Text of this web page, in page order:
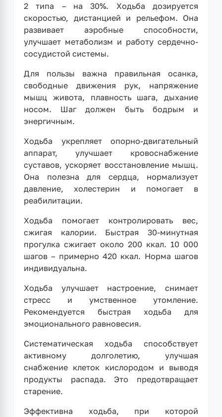
2 типа – на 30%. Ходьба дозируется
скоростью, дистанцией и рельефом. Она
развивает аэробные способности,
улучшает метаболизм и работу сердечно-
сосудистой системы.
Для пользы важна правильная осанка,
свободные движения рук, напряжение
мышц живота, плавность шага, дыхание
носом. Шаг должен быть бодрым и
энергичным.
Ходьба укрепляет опорно-двигательный
аппарат, улучшает кровоснабжение
суставов, ускоряет восстановление мышц.
Она полезна для сердца, нормализует
давление, холестерин и помогает в
реабилитации.
Ходьба помогает контролировать вес,
сжигая калории. Быстрая 30-минутная
прогулка сжигает около 200 ккал. 10 000
шагов – примерно 420 ккал. Норма шагов
индивидуальна.
Ходьба улучшает настроение, снимает
стресс и умственное утомление.
Рекомендуется быстрая ходьба для
эмоционального равновесия.
Систематическая ходьба способствует
активному долголетию, улучшая
снабжение клеток кислородом и выводя
продукты распада. Это предотвращает
старение.
Эффективна ходьба, при которой